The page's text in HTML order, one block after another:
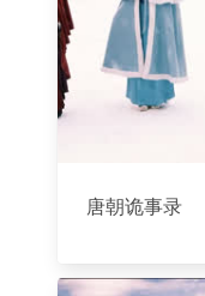
唐朝诡事录